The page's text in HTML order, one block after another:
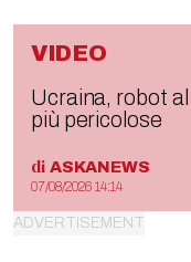
VIDEO
Ucraina, robot
più pericolose
di ASKANEWS
07/08/2026 14:14